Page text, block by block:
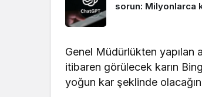
sorun: Milyonlarca
Genel Müdürlükten yapılan
itibaren görülecek karın
yoğun kar şeklinde